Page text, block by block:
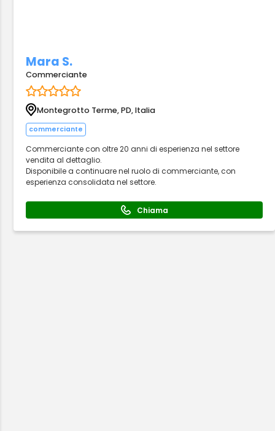
Mara S.
Commerciante
Montegrotto Terme, PD, Italia
commerciante
Commerciante con oltre 20 anni di esperienza nel settore
vendita al dettaglio.
Disponibile a continuare nel ruolo di commerciante, con
esperienza consolidata nel settore.
Chiama